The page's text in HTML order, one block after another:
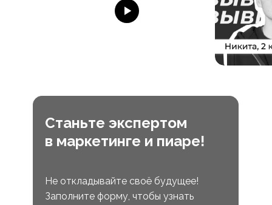
Станьте экспертом
в маркетинге и пиаре!
Не откладывайте своё будущее!
Заполните форму, чтобы узнать